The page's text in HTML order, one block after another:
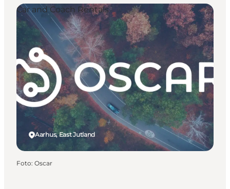
Aarhus, East Jutland
Car and Coach Rentals
Foto: Oscar